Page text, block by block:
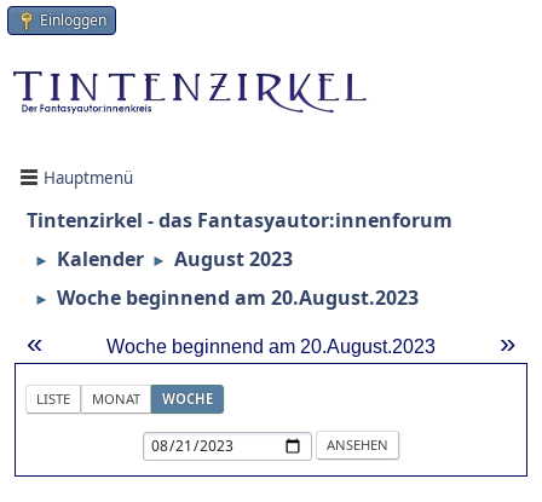
Einloggen
Hauptmenü
Tintenzirkel - das Fantasyautor:innenforum
► Kalender ► August 2023
► Woche beginnend am 20.August.2023
« »
Woche beginnend am 20.August.2023
LISTE MONAT WOCHE